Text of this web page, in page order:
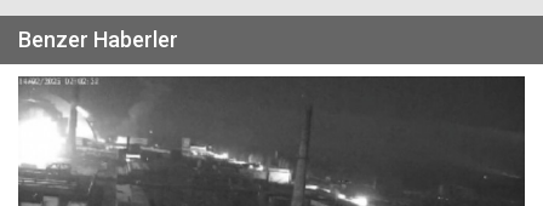
Benzer Haberler